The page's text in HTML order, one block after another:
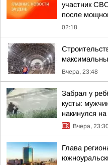
участник
после
02:18
Вчера, 23:48
Забрал у
кусты:
накинулся
Вчера,
Глава